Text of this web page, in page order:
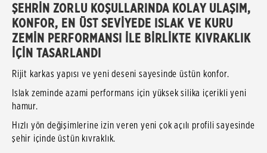
ŞEHRİN ZORLU KOŞULLARINDA KOLAY ULAŞIM,
KONFOR, EN ÜST SEVİYEDE ISLAK VE KURU
ZEMİN PERFORMANSI İLE BİRLİKTE KIVRAKLIK
İÇİN TASARLANDI
Rijit karkas yapısı ve yeni deseni sayesinde üstün konfor.
Islak zeminde azami performans için yüksek silika içerikli yeni
hamur.
Hızlı yön değişimlerine izin veren yeni çok açılı profili sayesinde
şehir içinde üstün kıvraklık.